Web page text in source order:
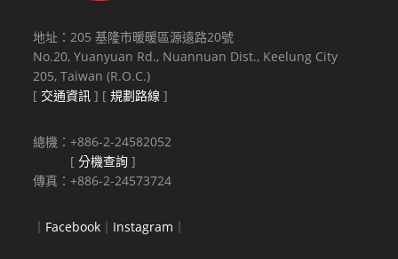
地址：205 基隆市暖暖區源遠路20號
No.20, Yuanyuan Rd., Nuannuan Dist., Keelung City
205, Taiwan (R.O.C.)
[ 交通資訊 ] [規劃路線 ]
總機：+886-2-24582052
[分機查詢 ]
傳真：+886-2-24573724
｜ Facebook ｜ Instagram ｜